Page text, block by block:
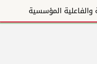
والفاعلية المؤسسية